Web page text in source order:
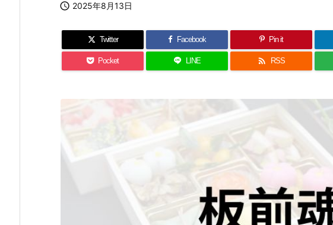
 2025年8月13日
Twitter Facebook Pin it
Pocket LINE  RSS